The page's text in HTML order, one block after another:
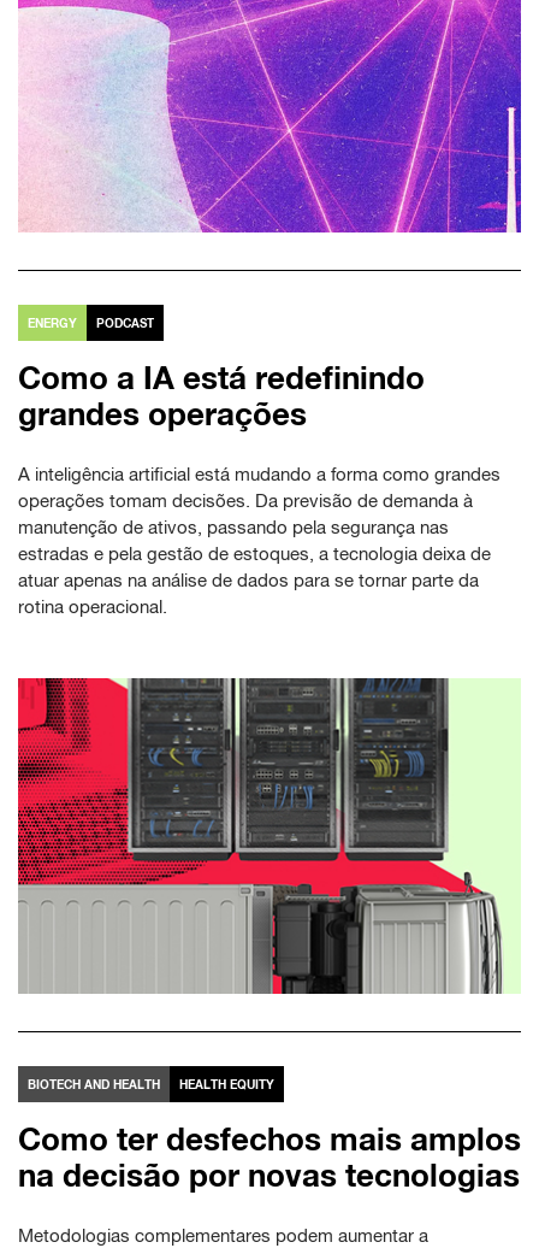
ENERGY PODCAST
Como a IA está redefinindo
grandes operações
A inteligência artificial está mudando a forma como grandes
operações tomam decisões. Da previsão de demanda à
manutenção de ativos, passando pela segurança nas
estradas e pela gestão de estoques, a tecnologia deixa de
atuar apenas na análise de dados para se tornar parte da
rotina operacional.
BIOTECH AND HEALTH HEALTH EQUITY
Como ter desfechos mais amplos
na decisão por novas tecnologias
Metodologias complementares podem aumentar a